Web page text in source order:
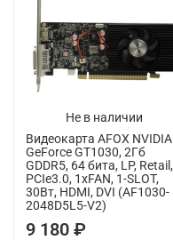
Не в наличии
Видеокарта AFOX NVIDIA
GeForce GT1030, 2Гб
GDDR5, 64 бита, LP, Retail,
PCIe3.0, 1xFAN, 1-SLOT,
30Вт, HDMI, DVI (AF1030-
2048D5L5-V2)
9 180 ₽